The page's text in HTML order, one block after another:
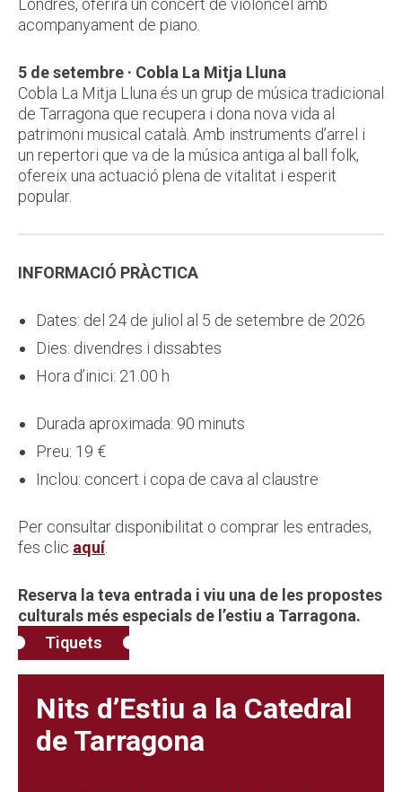
Londres, oferirà un concert de violoncel amb
acompanyament de piano.
5 de setembre · Cobla La Mitja Lluna
Cobla La Mitja Lluna és un grup de música tradicional
de Tarragona que recupera i dona nova vida al
patrimoni musical català. Amb instruments d’arrel i
un repertori que va de la música antiga al ball folk,
ofereix una actuació plena de vitalitat i esperit
popular.
INFORMACIÓ PRÀCTICA
Dates: del 24 de juliol al 5 de setembre de 2026
Dies: divendres i dissabtes
Hora d’inici: 21.00 h
Durada aproximada: 90 minuts
Preu: 19 €
Inclou: concert i copa de cava al claustre
Per consultar disponibilitat o comprar les entrades,
fes clic aquí.
Reserva la teva entrada i viu una de les propostes
culturals més especials de l’estiu a Tarragona.
Tiquets
Nits d’Estiu a la Catedral
de Tarragona